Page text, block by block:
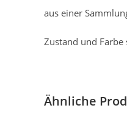
aus einer
Zustand und Farbe
Ähnliche